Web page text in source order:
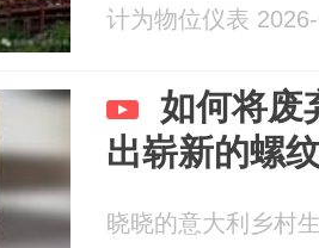
计为物位仪表
如何将废
出崭新的螺
晓晓的意大利乡村